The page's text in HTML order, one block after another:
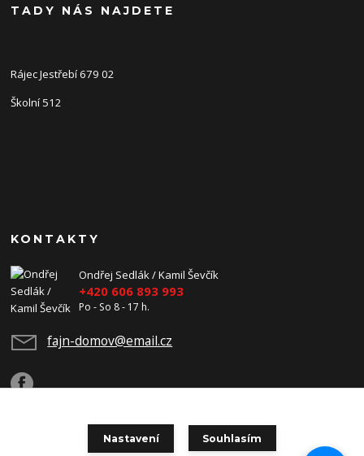
TADY NÁS NAJDETE
Rájec Jestřebí 679 02
Školní 512
KONTAKTY
Ondřej Sedlák / Kamil Ševčík
+420 606 893 993
Po - So 8 - 17 h.
fajn-domov@email.cz
Nastavení Souhlasím